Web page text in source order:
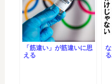
「筋違い」が筋違いに思
える